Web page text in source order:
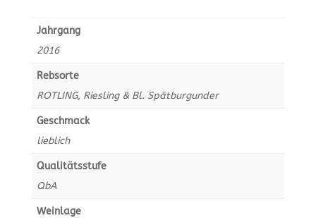
Jahrgang
2016
Rebsorte
ROTLING, Riesling & Bl. Spätburgunder
Geschmack
lieblich
Qualitätsstufe
QbA
Weinlage